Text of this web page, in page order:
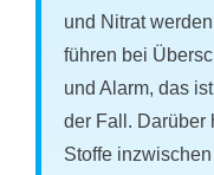
und Nitrat
führen bei
und Alarm, das
der Fall. Darüber
Stoffe